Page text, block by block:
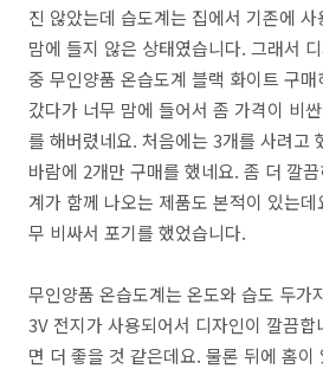
진 않았는데 습도계는 집에서 기존에
맘에 들지 않은 상태였습니다. 그래서
중 무인양품 온습도계 블랙 화이트 구
갔다가 너무 맘에 들어서 좀 가격이 비
를 해버렸네요. 처음에는 3개를 사려고
바람에 2개만 구매를 했네요. 좀 더 깔
계가 함께 나오는 제품도 본적이 있는
무 비싸서 포기를 했었습니다.
무인양품 온습도계는 온도와 습도 두가
3V 전지가 사용되어서 디자인이 깔끔
면 더 좋을 것 같은데요. 물론 뒤에 홈이